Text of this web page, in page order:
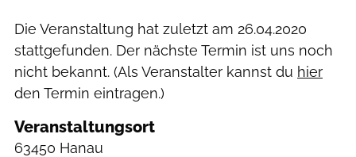
Die Veranstaltung hat zuletzt am 26.04.2020
stattgefunden. Der nächste Termin ist uns noch
nicht bekannt. (Als Veranstalter kannst du hier
den Termin eintragen.)
Veranstaltungsort
63450 Hanau